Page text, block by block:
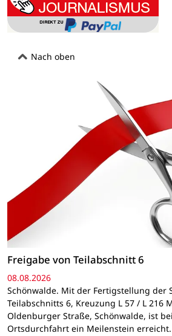
Nach oben
Freigabe von Teilabschnitt 6
08.08.2026
Schönwalde. Mit der Fertigstellung der
Teilabschnitts 6, Kreuzung L 57 / L 216
Oldenburger Straße, Schönwalde, ist
Ortsdurchfahrt ein Meilenstein